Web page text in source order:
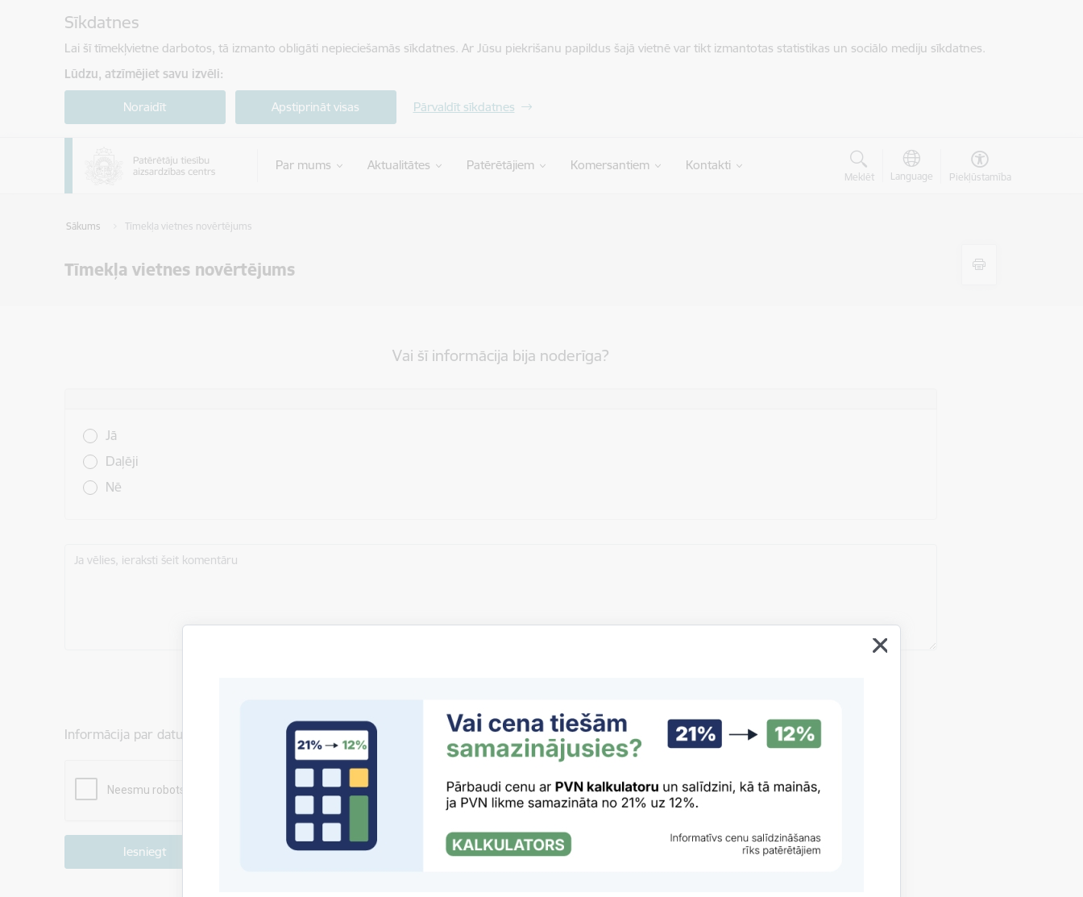
Sīkdatnes
Lai šī tīmekļvietne darbotos, tā izmanto obligāti nepieciešamās sīkdatnes. Ar Jūsu piekrišanu papildus šajā vietnē var tikt izmantotas statistikas un sociālo mediju sīkdatnes.
Lūdzu, atzīmējiet savu izvēli:
Noraidīt Apstiprināt visas Pārvaldīt sīkdatnes
Par mums Aktualitātes Patērētājiem Komersantiem Kontakti
Meklēt Language Piekļūstamība
Sākums Tīmekļa vietnes novērtējums
Tīmekļa vietnes novērtējums
Vai šī informācija bija noderīga?
Jā
Daļēji
Nē
Ja vēlies, ieraksti šeit komentāru
Informācija par datu apstrādi ir atrodama sadaļā:Privātuma politika